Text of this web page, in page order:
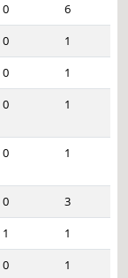
0
6
0
1
0
1
0 1
0 1
0
3
1
1
0
1